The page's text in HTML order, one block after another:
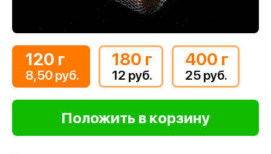
120 г
8,50 руб.
180 г
12 руб.
400 г
25 руб.